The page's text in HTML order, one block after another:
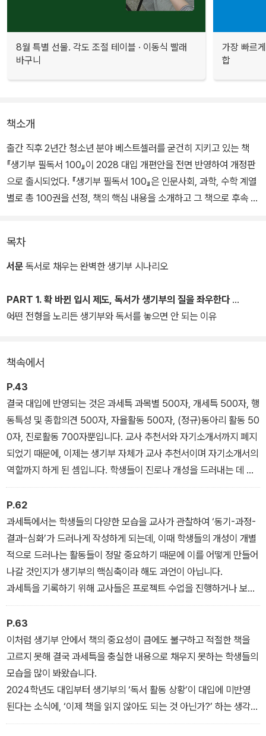
8월 특별 선물. 각도 조절 테이블 · 이동식 빨래
바구니
가장 빠르
합
책소개
출간 직후 2년간 청소년 분야 베스트셀러를 굳건히 지키고 있는 책
『생기부 필독서 100』이 2028 대입 개편안을 전면 반영하여 개정판
으로 출시되었다. 『생기부 필독서 100』은 인문사회, 과학, 수학 계열
별로 총 100권을 선정, 책의 핵심 내용을 소개하고 그 책으로 후속 활
교사들이다.
대입 자료에서 모두 빠지면서 생기부가 곧 자기소개서이자 교사 추천
서의 역할을 하게 되었다. 그중에서도 각 과목 교사가 수업과 수행평
이 책의 저자들은 생기부의 세특에서 학생의 역량과 노력을 가장 효
과적으로 드러낼 수 있는 방법이 ‘독서를 통한 확장'이라고 입을 모은
다. 왜냐하면 교과 수업에서 호기심을 품고 관련 책을 찾아 부족한 부
분을 채워나가는 자기주도적 탐구 과정을 보여주는 것이 최상위 대학
과 입학사정관이 원하는 생기부 형태이기 때문이다. 저자들은 독서가
여전히 생기부의 핵심 키워드라며 생기부 전체 영역에서 한층 깊이
목차
서문 독서로 채우는 완벽한 생기부 시나리오
PART 1. 확 바뀐 입시 제도, 독서가 생기부의 질을 좌우한다
어떤 전형을 노리든 생기부와 독서를 놓으면 안 되는 이유
책속에서
P.43
결국 대입에 반영되는 것은 과세특 과목별 500자, 개세특 500자, 행
동특성 및 종합의견 500자, 자율활동 500자, (정규)동아리 활동 50
0자, 진로활동 700자뿐입니다. 교사 추천서와 자기소개서까지 폐지
되었기 때문에, 이제는 생기부 자체가 교사 추천서이며 자기소개서의
역할까지 하게 된 셈입니다. 학생들이 진로나 개성을 드러내는 데 생
기부는 더욱 절대적인 역할을 하게 될 것입니다. 다시 말해, 생기부에
서 대입에 반영되는 항목들의 중요성은 상대적으로 더욱 커졌다고 볼
수 있습니다.
P.62
과세특에서는 학생들의 다양한 모습을 교사가 관찰하여 ‘동기-과정-
결과-심화’가 드러나게 작성하게 되는데, 이때 학생들의 개성이 개별
적으로 드러나는 활동들이 정말 중요하기 때문에 이를 어떻게 만들어
나갈 것인지가 생기부의 핵심축이라 해도 과언이 아닙니다.
과세특을 기록하기 위해 교사들은 프로젝트 수업을 진행하거나 보고
서 발표 등의 다양한 교육적 활동을 하게 되는데 이때 학생들 스스로
고른 책들을 활용하여 자신의 진로나 개성, 관심 분야 등이 생기부에
자연스럽게 드러날 수 있도록 돕습니다. 또한 수행평가 영역에서 ‘독
서 수행평가’, ‘주제탐구 수행평가’ 등의 방법으로 책을 활용한 다양한
활동을 구상하여 이를 내신성적에 반영할 뿐 아니라 과세특에도 기록
하도록 합니다.
P.63
이처럼 생기부 안에서 책의 중요성이 큼에도 불구하고 적절한 책을
고르지 못해 결국 과세특을 충실한 내용으로 채우지 못하는 학생들의
모습을 많이 봐왔습니다.
2024학년도 대입부터 생기부의 ‘독서 활동 상황’이 대입에 미반영
된다는 소식에, ‘이제 책을 읽지 않아도 되는 것 아닌가?’ 하는 생각을
할 수 있습니다. 하지만 결론적으로 말하자면, 독서는 한층 더 중요해